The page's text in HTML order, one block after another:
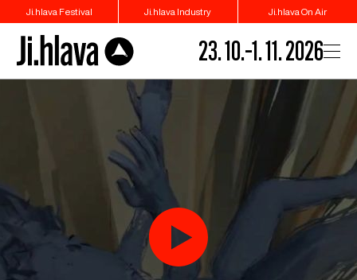
Ji.hlava Festival Ji.hlava Industry Ji.hlava On Air
23. 10.–1. 11. 2026